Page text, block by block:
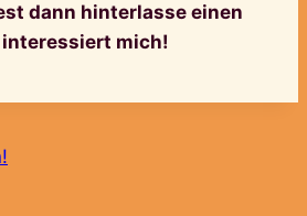
dann hinterlasse einen
interessiert mich!